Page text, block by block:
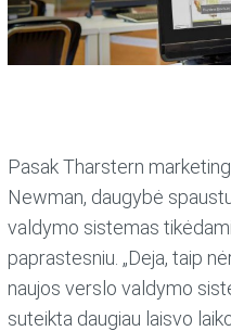
Pasak Tharstern
Newman, daugybė
valdymo sistemas
paprastesniu. „Deja, taip
naujos verslo valdymo
suteikta daugiau laisvo